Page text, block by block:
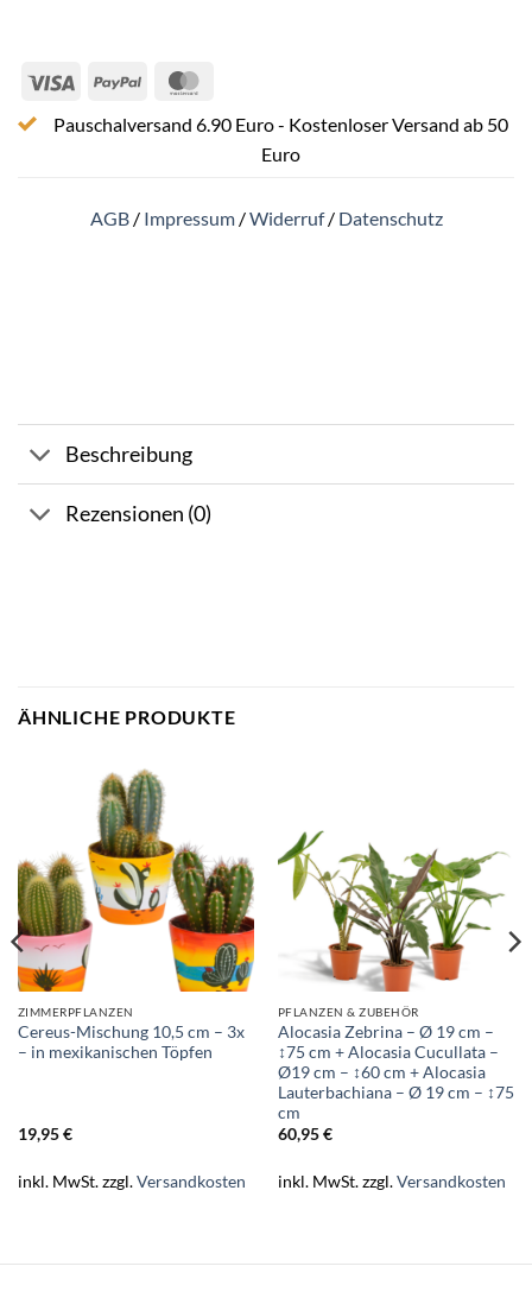
Visa PayPal
Pauschalversand 6.90 Euro - Kostenloser Versand ab 50
Euro
AGB/ Impressum/Widerruf/ Datenschutz
Beschreibung
Rezensionen (0)
ÄHNLICHE PRODUKTE
ZIMMERPFLANZEN
Cereus-Mischung 10,5 cm – 3x
– in mexikanischen Töpfen
19,95€
inkl. MwSt.zzgl.Versandkosten
PFLANZEN & ZUBEHÖR
Alocasia Zebrina – Ø 19 cm –
↕75 cm + Alocasia Cucullata –
Ø19 cm – ↕60 cm + Alocasia
Lauterbachiana – Ø 19 cm – ↕75
cm
60,95€
inkl. MwSt.zzgl.Versandkosten